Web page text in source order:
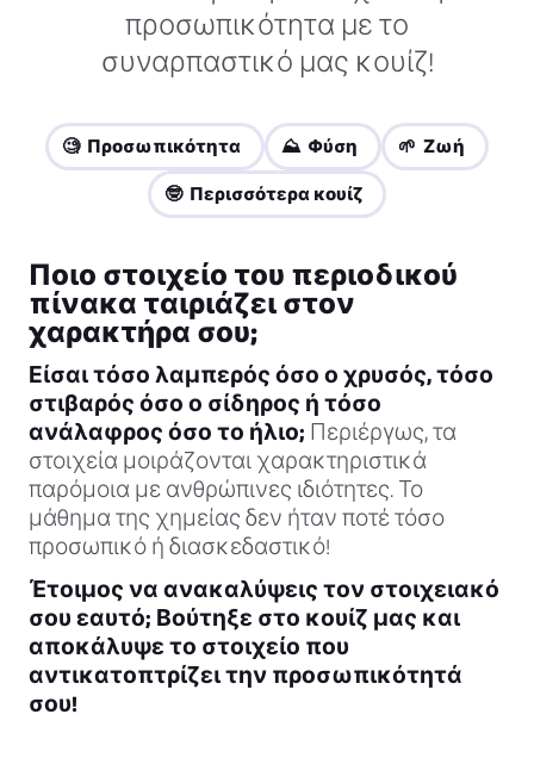
προσωπικότητα με το
συναρπαστικό μας κουίζ!
🧐 Προσωπικότητα ⛰️ Φύση 🌱 Ζωή
🤓 Περισσότερα κουίζ
Ποιο στοιχείο του περιοδικού
πίνακα ταιριάζει στον
χαρακτήρα σου;
Είσαι τόσο λαμπερός όσο ο χρυσός, τόσο
στιβαρός όσο ο σίδηρος ή τόσο
ανάλαφρος όσο το ήλιο; Περιέργως, τα
στοιχεία μοιράζονται χαρακτηριστικά
παρόμοια με ανθρώπινες ιδιότητες. Το
μάθημα της χημείας δεν ήταν ποτέ τόσο
προσωπικό ή διασκεδαστικό!
Έτοιμος να ανακαλύψεις τον στοιχειακό
σου εαυτό; Βούτηξε στο κουίζ μας και
αποκάλυψε το στοιχείο που
αντικατοπτρίζει την προσωπικότητά
σου!